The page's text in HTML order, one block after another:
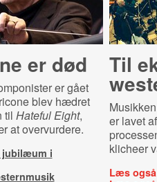
er død
er gået
blev hædret
til Hateful Eight,
at overvurdere.
jubilæum i
Til
er lavet
klicheer
Læs